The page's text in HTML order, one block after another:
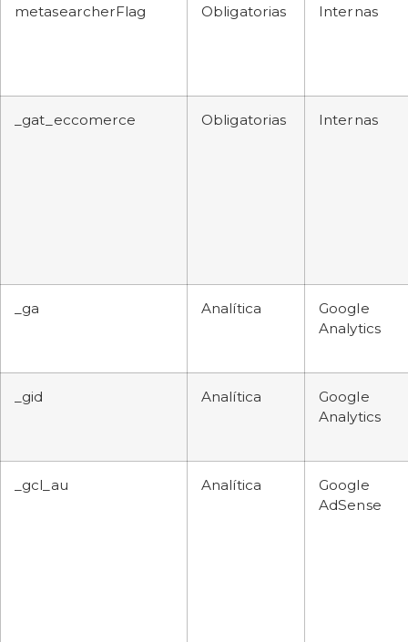
metasearcherFlag Obligatorias Internas
_gat_eccomerce Obligatorias Internas
_ga Analítica
Google
Analytics
_gid Analítica
Google
Analytics
_gcl_au Analítica
Google
AdSense